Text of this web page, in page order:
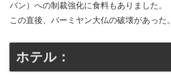
バン）への制裁強化に食料もありました。
この直後、バーミヤン大仏の破壊があった。
ホテル：